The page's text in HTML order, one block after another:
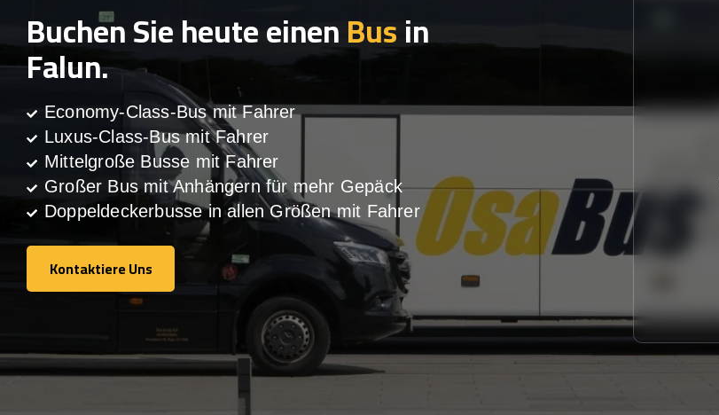
Buchen Sie heute einenBusin
Falun.
Economy-Class-Bus mit Fahrer
Luxus-Class-Bus mit Fahrer
Mittelgroße Busse mit Fahrer
Großer Bus mit Anhängern für mehr Gepäck
Doppeldeckerbusse in allen Größen mit Fahrer
Kontaktiere Uns
Kontaktiere Uns